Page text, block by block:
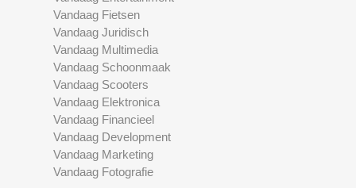
Vandaag Fietsen
Vandaag Juridisch
Vandaag Multimedia
Vandaag Schoonmaak
Vandaag Scooters
Vandaag Elektronica
Vandaag Financieel
Vandaag Development
Vandaag Marketing
Vandaag Fotografie